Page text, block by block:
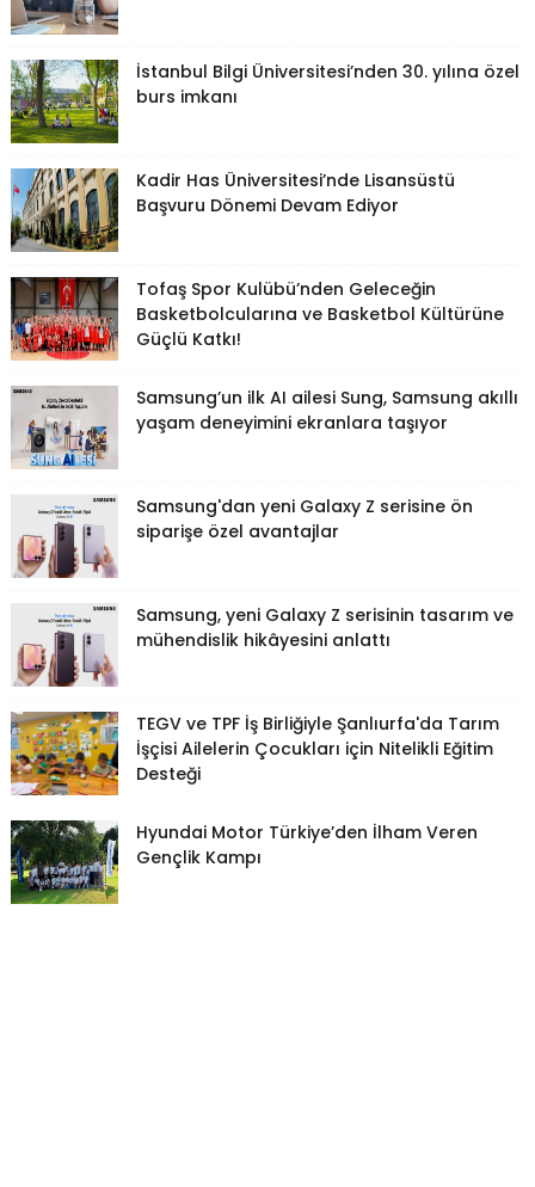
İstanbul Bilgi Üniversitesi’nden 30. yılına özel
burs imkanı
Kadir Has Üniversitesi’nde Lisansüstü
Başvuru Dönemi Devam Ediyor
Tofaş Spor Kulübü’nden Geleceğin
Basketbolcularına ve Basketbol Kültürüne
Güçlü Katkı!
Samsung’un ilk AI ailesi Sung, Samsung akıllı
yaşam deneyimini ekranlara taşıyor
Samsung'dan yeni Galaxy Z serisine ön
siparişe özel avantajlar
Samsung, yeni Galaxy Z serisinin tasarım ve
mühendislik hikâyesini anlattı
TEGV ve TPF İş Birliğiyle Şanlıurfa'da Tarım
İşçisi Ailelerin Çocukları için Nitelikli Eğitim
Desteği
Hyundai Motor Türkiye’den İlham Veren
Gençlik Kampı